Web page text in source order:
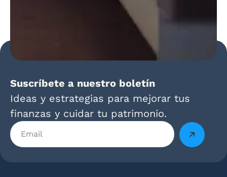
Suscríbete a nuestro boletín
Ideas y estrategias para mejorar tus
finanzas y cuidar tu patrimonio.